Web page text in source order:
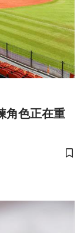
角色正在重
儲